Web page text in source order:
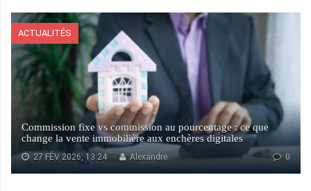
ACTUALITÉS
Commission fixe vs commission au pourcentage : ce que
change la vente immobilière aux enchères digitales
27 FÉV 2026, 13:24 0
Alexandre